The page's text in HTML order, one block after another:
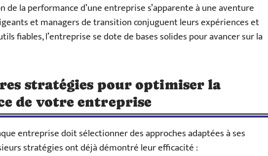
de la performance d’une entreprise s’apparente à une aventure
et managers de transition conjuguent leurs expériences et
fiables, l’entreprise se dote de bases solides pour avancer sur la
stratégies pour optimiser la
de votre entreprise
entreprise doit sélectionner des approches adaptées à ses
stratégies ont déjà démontré leur efficacité :